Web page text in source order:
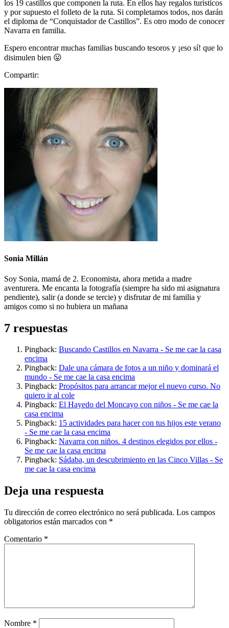
los 19 castillos que componen la ruta. En ellos hay regalos turísticos
y por supuesto el folleto de la ruta. Si completamos todos, nos darán
el diploma de “Conquistador de Castillos”. Es otro modo de conocer
Navarra en familia.
Espero encontrar muchas familias buscando tesoros y ¡eso sí! que lo
disimulen bien 😛
Compartir:
Sonia Millán
Soy Sonia, mamá de 2. Economista, ahora metida a madre
aventurera. Me encanta la fotografía (siempre ha sido mi asignatura
pendiente), salir (a donde se tercie) y disfrutar de mi familia y
amigos como si no hubiera un mañana
7 respuestas
Pingback: Buscando Castillos en Navarra - Se me cae la casa
encima
Pingback: Dale una cámara de fotos a un niño y dominará el
mundo - Se me cae la casa encima
Pingback: Propósitos para arrancar mejor el nuevo curso. No
quiero ir al cole
Pingback: El Hayedo del Moncayo con niños - Se me cae la
casa encima
Pingback: 15 actividades para hacer con tus hijos este verano
- Se me cae la casa encima
Pingback: Navarra con niños. 4 destinos elegidos por ellos -
Se me cae la casa encima
Pingback: Sádaba, un descubrimiento en las Cinco Villas - Se
me cae la casa encima
Deja una respuesta
Tu dirección de correo electrónico no será publicada. Los campos
obligatorios están marcados con *
Comentario *
Nombre *